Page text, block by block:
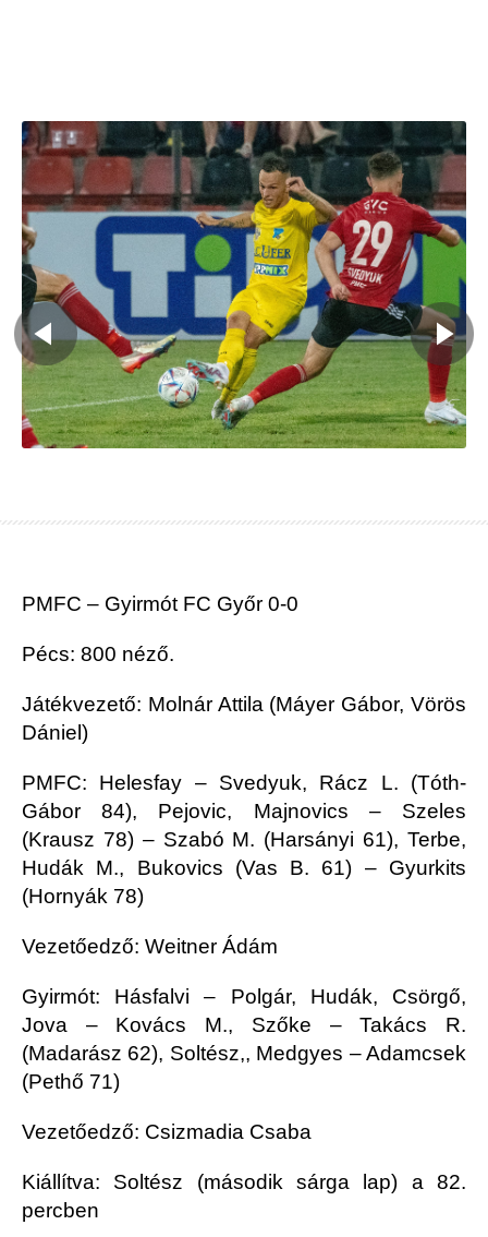
PMFC – Gyirmót FC Győr 0-0
Pécs: 800 néző.
Játékvezető: Molnár Attila (Máyer Gábor, Vörös
Dániel)
PMFC: Helesfay – Svedyuk, Rácz L. (Tóth-
Gábor 84), Pejovic, Majnovics – Szeles
(Krausz 78) – Szabó M. (Harsányi 61), Terbe,
Hudák M., Bukovics (Vas B. 61) – Gyurkits
(Hornyák 78)
Vezetőedző: Weitner Ádám
Gyirmót: Hásfalvi – Polgár, Hudák, Csörgő,
Jova – Kovács M., Szőke – Takács R.
(Madarász 62), Soltész,, Medgyes – Adamcsek
(Pethő 71)
Vezetőedző: Csizmadia Csaba
Kiállítva: Soltész (második sárga lap) a 82.
percben